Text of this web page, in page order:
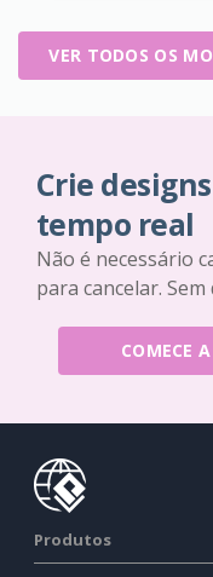
VER TODOS OS
Crie
tempo real
Não é necessário
para cancelar.
COMECE
Produtos